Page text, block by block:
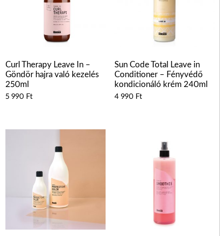
Curl Therapy Leave In –
Göndör hajra való kezelés
250ml
5 990 Ft
Sun Code Total Leave in
Conditioner – Fényvédő
kondicionáló krém 240ml
4 990 Ft